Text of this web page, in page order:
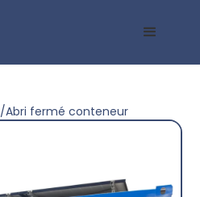
/Abri fermé conteneur